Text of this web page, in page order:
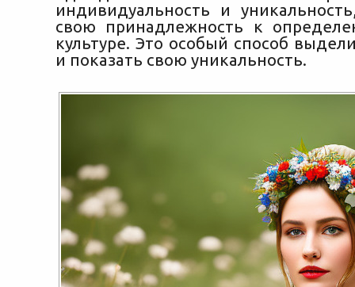
индивидуальность и
свою принадлежность к
культуре. Это особый способ
и показать свою уникальность.